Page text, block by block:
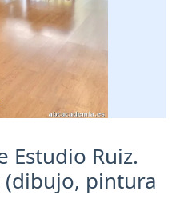
Estudio Ruiz.
pintura